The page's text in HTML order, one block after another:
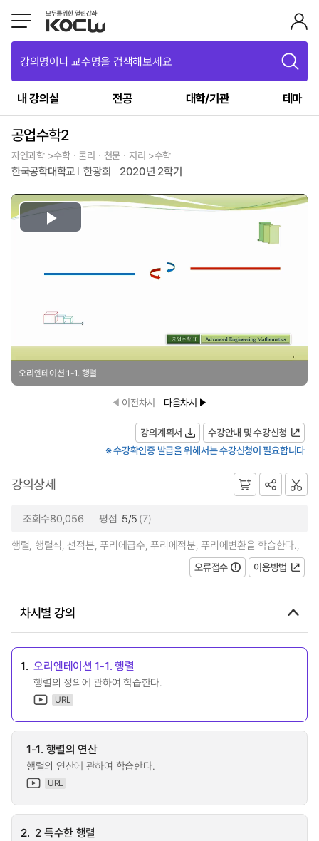
강의명이나 교수명을 검색해보세요
내 강의실 전공 대학/기관 테마
공업수학2
자연과학 >수학ㆍ물리ㆍ천문ㆍ지리 >수학
한국공학대학교 한광희 2020년 2학기
Play
오리엔테이션 1-1. 행렬
이전차시 다음차시
강의계획서
수강안내 및 수강신청
※ 수강확인증 발급을 위해서는 수강신청이 필요합니다
강의상세
조회수80,056 평점 5/5 (7)
행렬, 행렬식, 선적분, 푸리에급수, 푸리에적분, 푸리에변환을 학습한다.,
오류접수
이용방법
차시별 강의
1. 오리엔테이션 1-1. 행렬
행렬의 정의에 관하여 학습한다.
URL
1-1. 행렬의 연산
행렬의 연산에 관하여 학습한다.
URL
2. 2 특수한 행렬